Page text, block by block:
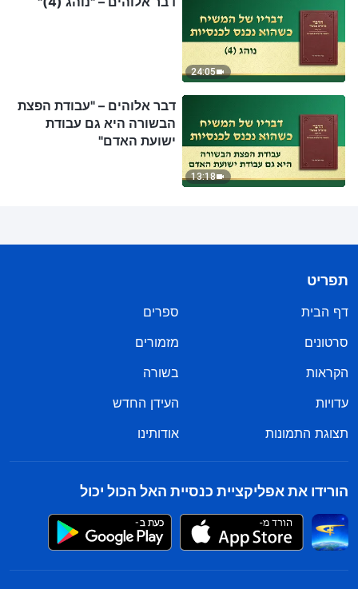
24:05
13:18
דבר אלוהים – "עבודת הפצת
הבשורה היא גם עבודת
ישועת האדם"
תפריט
דף הבית
ספרים
סרטונים
מזמורים
הקראות
בשורה
עדויות
העידן החדש
תצוגת התמונות
אודותינו
הורידו את אפליקציית כנסיית האל הכול יכול